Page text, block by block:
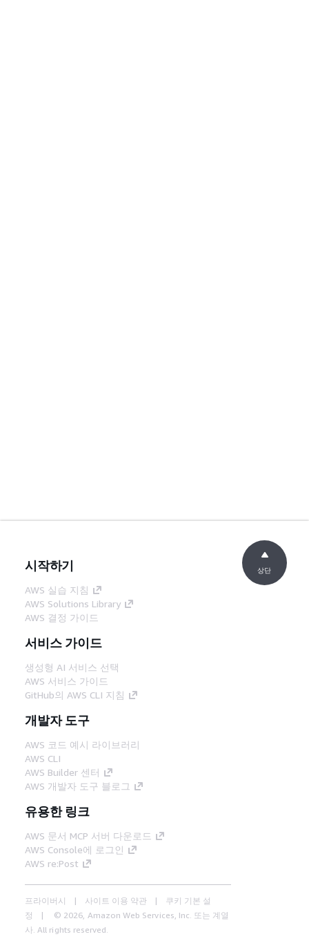
시작하기
AWS 실습 지침
AWS Solutions Library
AWS 결정 가이드
서비스 가이드
생성형 AI 서비스 선택
AWS 서비스 가이드
GitHub의 AWS CLI 지침
개발자 도구
AWS 코드 예시 라이브러리
AWS CLI
AWS Builder 센터
AWS 개발자 도구 블로그
유용한 링크
AWS 문서 MCP 서버 다운로드
AWS Console에 로그인
AWS re:Post
프라이버시 사이트 이용 약관
쿠키 기본 설
정
© 2026, Amazon Web Services, Inc. 또는 계열
사. All rights reserved.
상단